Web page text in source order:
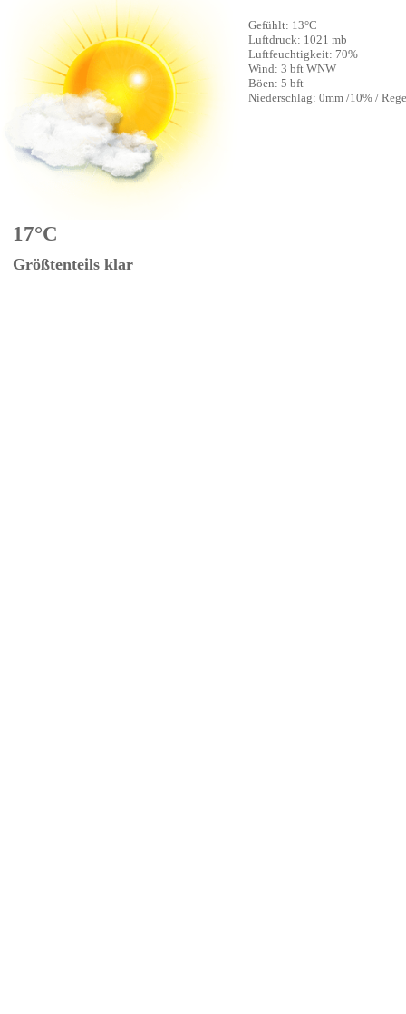
17°C
Größtenteils klar
Gefühlt: 13°C
Luftdruck: 1021 mb
Luftfeuchtigkeit: 70%
Wind: 3 bft WNW
Böen: 5 bft
Niederschlag: 0mm /10% /